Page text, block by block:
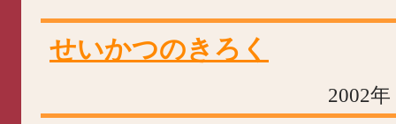
せいかつのきろく
2002